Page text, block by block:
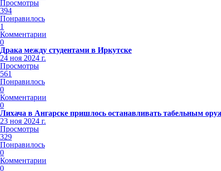
Просмотры
394
Понравилось
1
Комментарии
0
Драка между студентами в Иркутске
24 ноя 2024 г.
Просмотры
561
Понравилось
0
Комментарии
0
Лихача в Ангарске пришлось останавливать табельным
23 ноя 2024 г.
Просмотры
329
Понравилось
0
Комментарии
0